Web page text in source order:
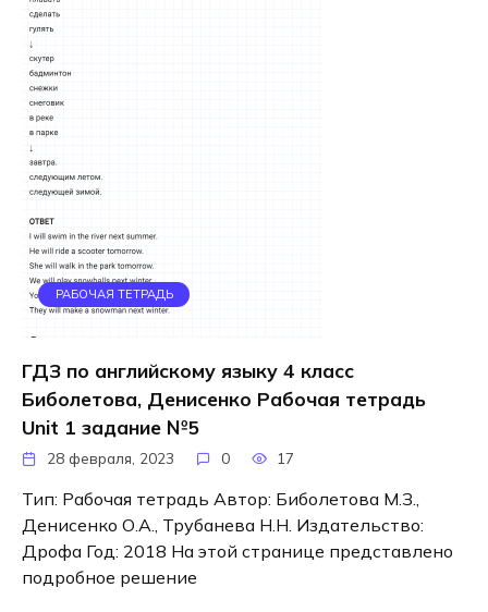
РАБОЧАЯ ТЕТРАДЬ
ГДЗ по английскому языку 4 класс
Биболетова, Денисенко Рабочая тетрадь
Unit 1 задание №5
28 февраля, 2023 0 17
Тип: Рабочая тетрадь Автор: Биболетова М.З.,
Денисенко О.А., Трубанева Н.Н. Издательство:
Дрофа Год: 2018 На этой странице представлено
подробное решение